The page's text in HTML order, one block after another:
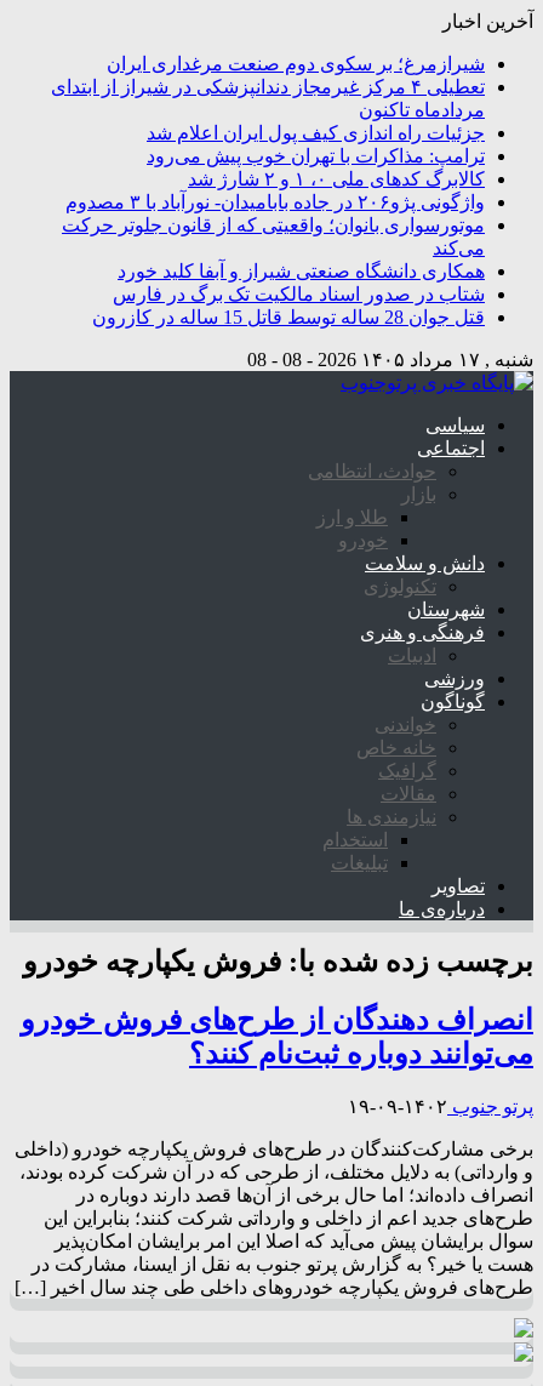
آخرین اخبار
شیرازمرغ؛ بر سکوی دوم صنعت مرغداری ایران
تعطیلی ۴ مرکز غیرمجاز دندانپزشکی در شیراز از ابتدای
مردادماه تاکنون
جزئیات راه اندازی کیف پول ایران اعلام شد
ترامپ: مذاکرات با تهران خوب پیش می‌رود
کالابرگ کدهای ملی ۰، ۱ و ۲ شارژ شد
واژگونی پژو۲۰۶ در جاده بابامیدان- نورآباد با ۳ مصدوم
موتورسواری بانوان؛ واقعیتی که از قانون جلوتر حرکت
می‌کند
همکاری دانشگاه صنعتی شیراز و آبفا کلید خورد
شتاب در صدور اسناد مالکیت تک برگ در فارس
قتل جوان 28 ساله توسط قاتل 15 ساله در کازرون
شنبه , ۱۷ مرداد ۱۴۰۵ 2026 - 08 - 08
سیاسی
اجتماعی
حوادث، انتظامی
بازار
طلا و ارز
خودرو
دانش و سلامت
تکنولوژی
شهرستان
فرهنگی و هنری
ادبیات
ورزشی
گوناگون
خواندنی
خانه خاص
گرافیک
مقالات
نیازمندی ها
استخدام
تبلیغات
تصاویر
درباره‌ی ما
برچسب زده شده با: فروش یکپارچه خودرو
انصراف دهندگان از طرح‌های فروش خودرو
می‌توانند دوباره ثبت‌نام کنند؟
پرتو جنوب ۱۴۰۲-۰۹-۱۹
برخی مشارکت‌کنندگان در طرح‌های فروش یکپارچه خودرو (داخلی
و وارداتی) به دلایل مختلف، از طرحی که در آن شرکت کرده بودند،
انصراف داده‌اند؛ اما حال برخی از آن‌ها قصد دارند دوباره در
طرح‌های جدید اعم از داخلی‌ و وارداتی شرکت کنند؛ بنابراین این
سوال برایشان پیش می‌آید که اصلا این امر برایشان امکان‌پذیر
هست یا خیر؟ به گزارش پرتو جنوب به نقل از ایسنا، مشارکت در
طرح‌های فروش یکپارچه خودروهای داخلی طی چند سال اخیر […]